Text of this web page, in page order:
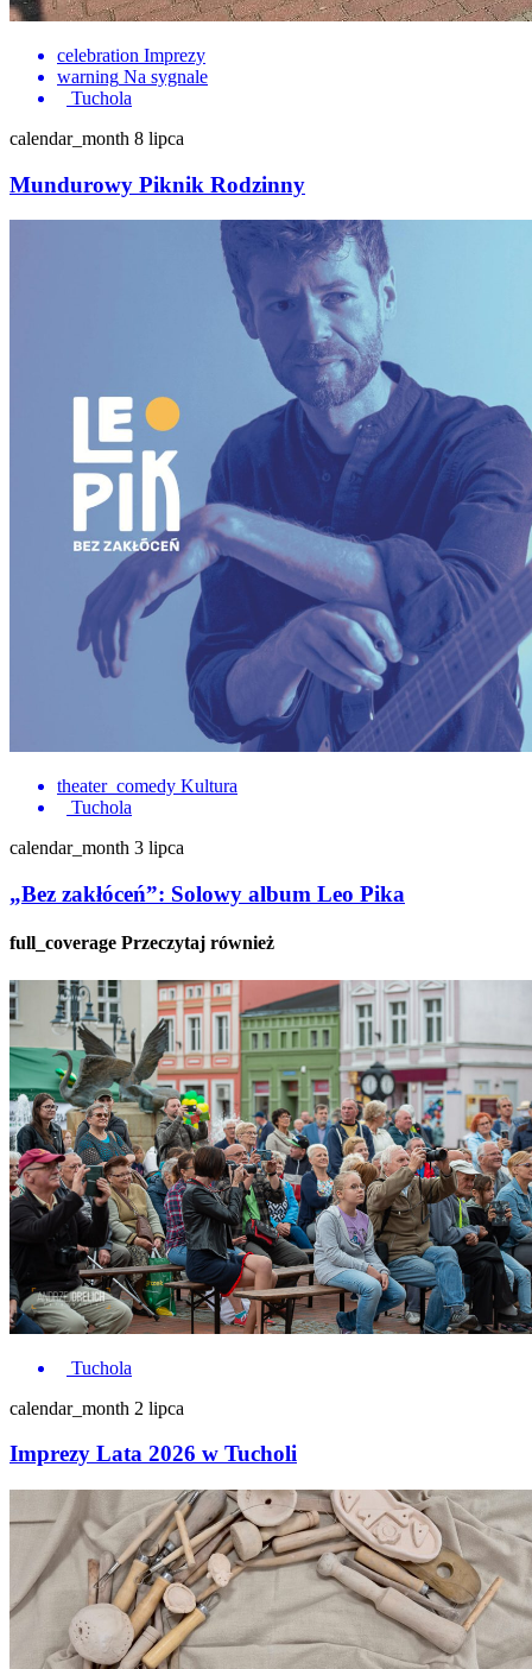
celebration Imprezy
warning Na sygnale
Tuchola
calendar_month 8 lipca
Mundurowy Piknik Rodzinny
theater_comedy Kultura
Tuchola
calendar_month 3 lipca
„Bez zakłóceń”: Solowy album Leo Pika
full_coverage Przeczytaj również
Tuchola
calendar_month 2 lipca
Imprezy Lata 2026 w Tucholi